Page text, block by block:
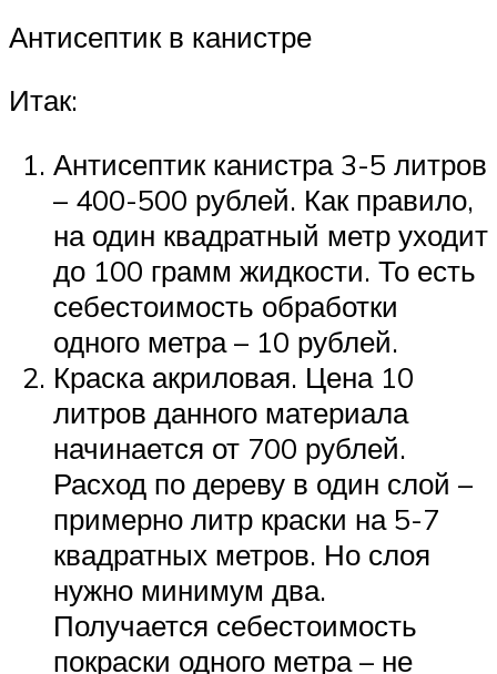
Антисептик в канистре
Итак:
Антисептик канистра 3-5 литров
– 400-500 рублей. Как правило,
на один квадратный метр уходит
до 100 грамм жидкости. То есть
себестоимость обработки
одного метра – 10 рублей.
Краска акриловая. Цена 10
литров данного материала
начинается от 700 рублей.
Расход по дереву в один слой –
примерно литр краски на 5-7
квадратных метров. Но слоя
нужно минимум два.
Получается себестоимость
покраски одного метра – не